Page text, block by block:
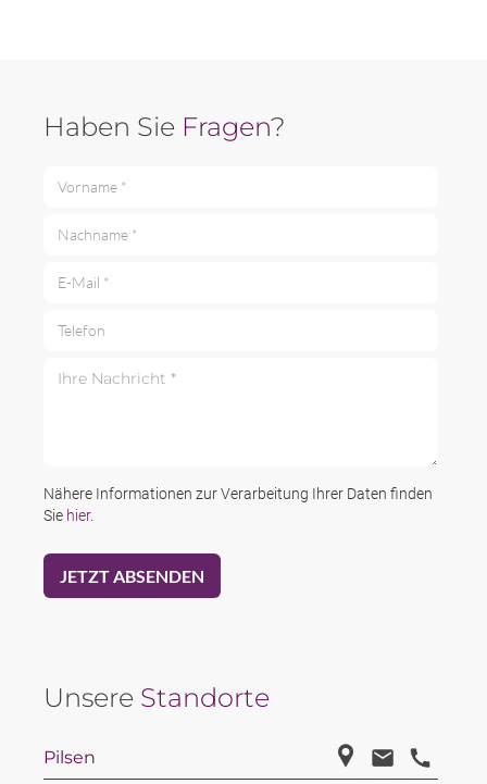
Haben Sie Fragen?
Nähere Informationen zur Verarbeitung Ihrer Daten finden
Sie hier.
Unsere Standorte
Pilsen